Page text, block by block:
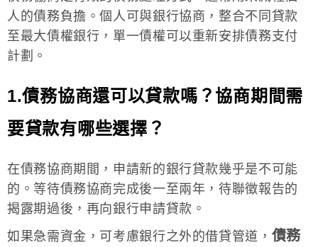
人的債務負擔。個人可與銀行協商，整合不同貸款
至最大債權銀行，單一債權可以重新安排債務支付
計劃。
1.債務協商還可以貸款嗎？協商期間需
要貸款有哪些選擇？
在債務協商期間，申請新的銀行貸款幾乎是不可能
的。等待債務協商完成後一至兩年，待聯徵報告的
揭露期過後，再向銀行申請貸款。
如果急需資金，可考慮銀行之外的借貸管道， 債務